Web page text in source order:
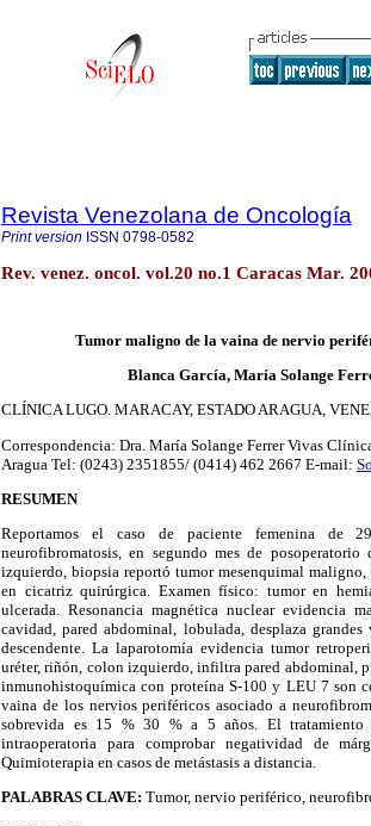
Revista Venezolana de Oncología
Print version ISSN 0798-0582
Rev. venez. oncol. vol.20 no.1 Caracas Mar.
Tumor maligno de la vaina de nervio
Blanca García, María Solange
CLÍNICA LUGO. MARACAY, ESTADO ARAGUA,
Correspondencia: Dra. María Solange Ferrer Vivas
Aragua Tel: (0243) 2351855/ (0414) 462 2667 E-mail:
RESUMEN
Reportamos el caso de paciente femenina de
neurofibromatosis, en segundo mes de
izquierdo, biopsia reportó tumor mesenquimal maligno,
en cicatriz quirúrgica. Examen físico: tumor en
ulcerada. Resonancia magnética nuclear evidencia
cavidad, pared abdominal, lobulada, desplaza
descendente. La laparotomía evidencia tumor
uréter, riñón, colon izquierdo, infiltra pared abdominal,
inmunohistoquímica con proteína S-100 y LEU 7 son
vaina de los nervios periféricos asociado a
sobrevida es 15 % 30 % a 5 años. El tratamiento
intraoperatoria para comprobar negatividad de
Quimioterapia en casos de metástasis a distancia.
PALABRAS CLAVE: Tumor, nervio periférico,